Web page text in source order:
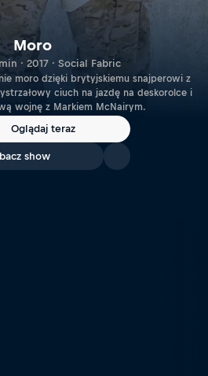
Moro
· 2017 · Social Fabric
moro dzięki brytyjskiemu snajperowi z
ciuch na jazdę na deskorolce i
wojnę z Markiem McNairym.
Oglądaj teraz
show